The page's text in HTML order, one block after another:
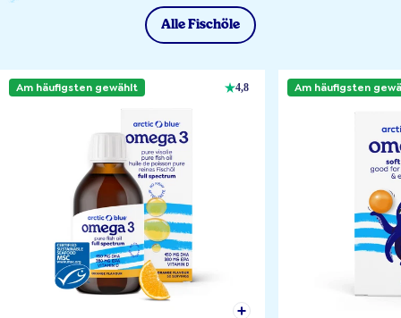
Alle Fischöle
Am häufigsten gewählt 4,8 Am häufigsten